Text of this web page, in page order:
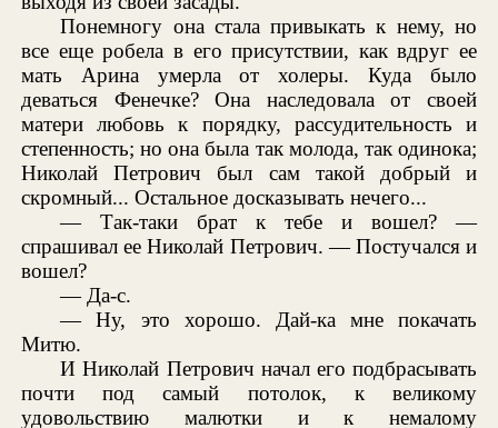
Понемногу она стала привыкать к нему, но
все еще робела в его присутствии, как вдруг ее
мать Арина умерла от холеры. Куда было
деваться Фенечке? Она наследовала от своей
матери любовь к порядку, рассудительность и
степенность; но она была так молода, так одинока;
Николай Петрович был сам такой добрый и
скромный... Остальное досказывать нечего...
— Так-таки брат к тебе и вошел? —
спрашивал ее Николай Петрович. — Постучался и
вошел?
— Да-с.
— Ну, это хорошо. Дай-ка мне покачать
Митю.
И Николай Петрович начал его подбрасывать
почти под самый потолок, к великому
удовольствию малютки и к немалому